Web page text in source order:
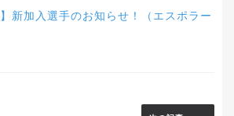
】新加入選手のお知らせ！（エスポラー